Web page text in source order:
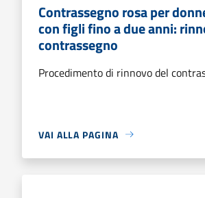
Contrassegno rosa per
con figli fino a due anni:
contrassegno
Procedimento di rinnovo del
VAI ALLA PAGINA